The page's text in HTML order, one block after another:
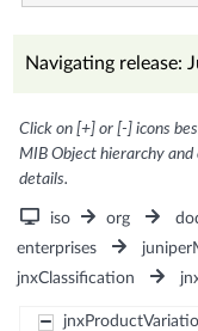
Navigating release:
Click on [+] or [-] icons
MIB Object hierarchy
details.
iso org
enterprises
jnxClassification